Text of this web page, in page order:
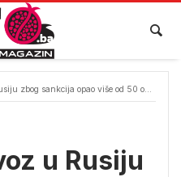
zbog sankcija opao više od 50 odsto
u Rusiju